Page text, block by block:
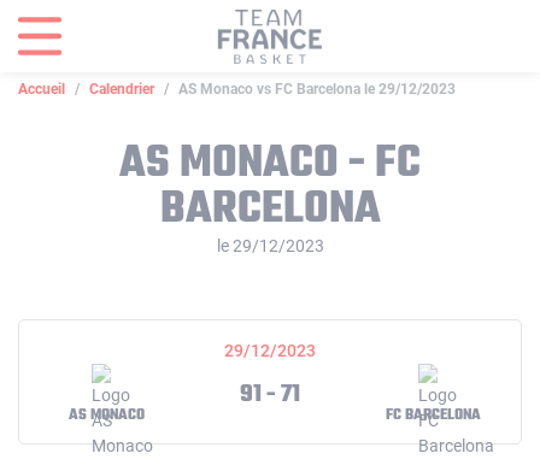
Accueil Calendrier AS Monaco vs FC Barcelona le 29/12/2023
AS MONACO - FC
BARCELONA
le 29/12/2023
29/12/2023
AS MONACO
91 - 71
FC BARCELONA
Panneau de gestion des cookies